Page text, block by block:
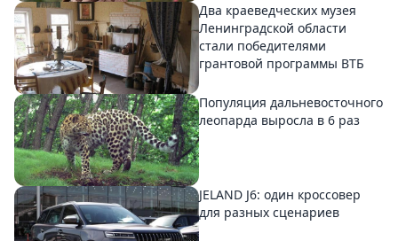
Два краеведческих музея
Ленинградской области
стали победителями
грантовой программы ВТБ
Популяция дальневосточного
леопарда выросла в 6 раз
JELAND J6: один кроссовер
для разных сценариев